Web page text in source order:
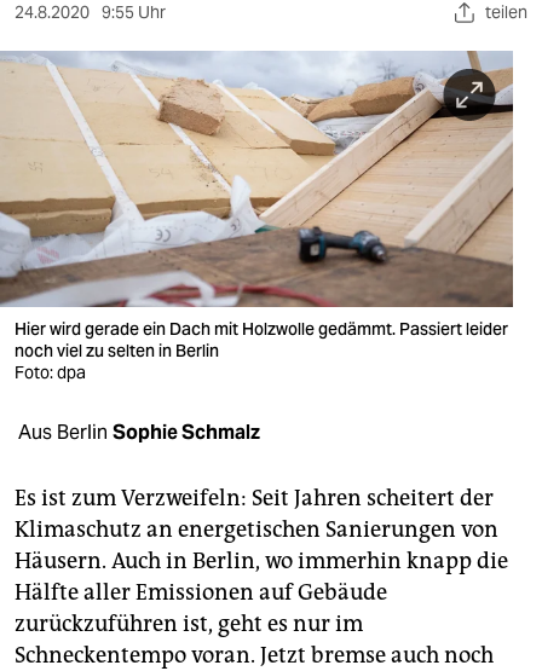
sport
berlin
nord
wahrheit
verlag
verlag
veranstaltungen
unterstützen
abo
genossenschaft
epaper login
24.8.2020 9:55 Uhr teilen
Hier wird gerade ein Dach mit Holzwolle gedämmt. Passiert leider
noch viel zu selten in Berlin
Foto: dpa
Aus Berlin Sophie Schmalz
Es ist zum Verzweifeln: Seit Jahren scheitert der
Klimaschutz an energetischen Sanierungen von
Häusern. Auch in Berlin, wo immerhin knapp die
Hälfte aller Emissionen auf Gebäude
zurückzuführen ist, geht es nur im
Schneckentempo voran. Jetzt bremse auch noch